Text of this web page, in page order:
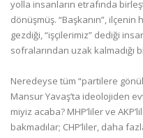
yolla insanların etrafında
dönüşmüş. “Başkanın”,
gezdiği, “işçilerimiz” dediği
sofralarından uzak kalmadığı
Neredeyse tüm “partilere
Mansur Yavaş’ta ideolojiden
miyiz acaba? MHP’liler ve
bakmadılar; CHP’liler, daha